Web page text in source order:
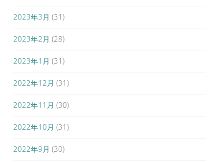
2023年3月 (31)
2023年2月 (28)
2023年1月 (31)
2022年12月 (31)
2022年11月 (30)
2022年10月 (31)
2022年9月 (30)